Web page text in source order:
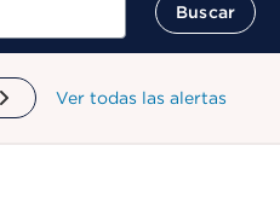
Buscar
Ver todas las alertas